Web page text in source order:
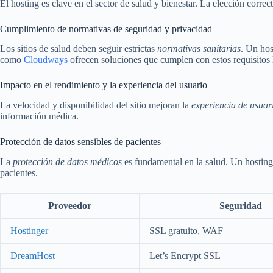
El hosting es clave en el sector de salud y bienestar. La elección
Cumplimiento de normativas de seguridad y privacidad
Los sitios de salud deben seguir estrictas normativas sanitarias. Un
como Cloudways ofrecen soluciones que cumplen con estos requisitos
Impacto en el rendimiento y la experiencia del usuario
La velocidad y disponibilidad del sitio mejoran la experiencia de
información médica.
Protección de datos sensibles de pacientes
La protección de datos médicos es fundamental en la salud. Un
pacientes.
Proveedor Seguridad
Hostinger SSL gratuito, WAF
DreamHost Let’s Encrypt SSL